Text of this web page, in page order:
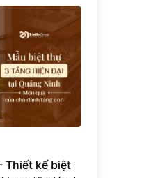
Thiết kế biệt